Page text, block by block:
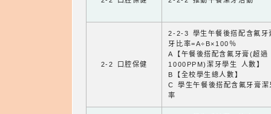
2-2 口腔保健
2-2-3 學生午餐後搭配含氟牙
牙比率=A÷B×100％
A【午餐後搭配含氟牙膏(超過
1000PPM)潔牙學生 人數】
B【全校學生總人數】
C 學生午餐後搭配含氟牙膏潔
率